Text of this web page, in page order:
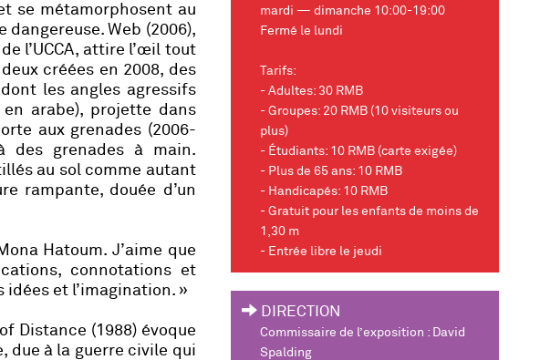
se métamorphosent au
dangereuse.Web (2006),
l’UCCA, attire l’œil tout
créées en 2008, des
les angles agressifs
arabe), projette dans
aux grenades (2006-
des grenades à main.
au sol comme autant
rampante, douée d’un
Hatoum. J’aime que
connotations et
et l’imagination. »
Distance (1988) évoque
due à la guerre civile qui
mardi — dimanche 10:00-19:00
Fermé le lundi
Tarifs:
- Adultes: 30 RMB
- Groupes: 20 RMB (10 visiteurs ou
plus)
- Étudiants: 10 RMB (carte exigée)
- Plus de 65 ans: 10 RMB
- Handicapés: 10 RMB
- Gratuit pour les enfants de moins de
1,30 m
- Entrée libre le jeudi
DIRECTION
Commissaire de l’exposition : David
Spalding